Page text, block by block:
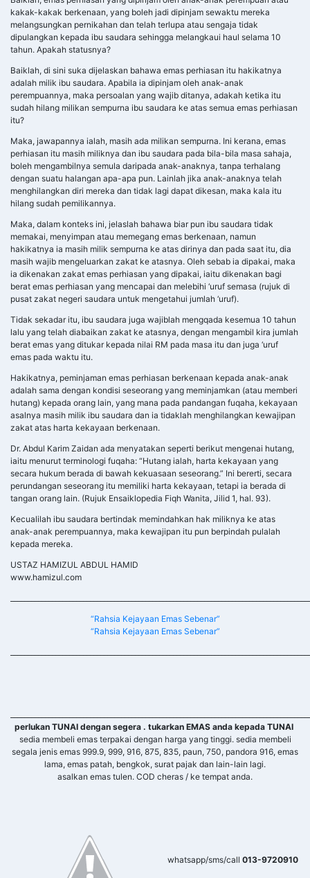
kakak-kakak berkenaan, yang boleh jadi dipinjam sewaktu mereka
melangsungkan pernikahan dan telah terlupa atau sengaja tidak
dipulangkan kepada ibu saudara sehingga melangkaui haul selama 10
tahun. Apakah statusnya?
Baiklah, di sini suka dijelaskan bahawa emas perhiasan itu hakikatnya
adalah milik ibu saudara. Apabila ia dipinjam oleh anak-anak
perempuannya, maka persoalan yang wajib ditanya, adakah ketika itu
sudah hilang milikan sempurna ibu saudara ke atas semua emas perhiasan
itu?
Maka, jawapannya ialah, masih ada milikan sempurna. Ini kerana, emas
perhiasan itu masih miliknya dan ibu saudara pada bila-bila masa sahaja,
boleh mengambilnya semula daripada anak-anaknya, tanpa terhalang
dengan suatu halangan apa-apa pun. Lainlah jika anak-anaknya telah
menghilangkan diri mereka dan tidak lagi dapat dikesan, maka kala itu
hilang sudah pemilikannya.
Maka, dalam konteks ini, jelaslah bahawa biar pun ibu saudara tidak
memakai, menyimpan atau memegang emas berkenaan, namun
hakikatnya ia masih milik sempurna ke atas dirinya dan pada saat itu, dia
masih wajib mengeluarkan zakat ke atasnya. Oleh sebab ia dipakai, maka
ia dikenakan zakat emas perhiasan yang dipakai, iaitu dikenakan bagi
berat emas perhiasan yang mencapai dan melebihi ‘uruf semasa (rujuk di
pusat zakat negeri saudara untuk mengetahui jumlah ‘uruf).
Tidak sekadar itu, ibu saudara juga wajiblah mengqada kesemua 10 tahun
lalu yang telah diabaikan zakat ke atasnya, dengan mengambil kira jumlah
berat emas yang ditukar kepada nilai RM pada masa itu dan juga ‘uruf
emas pada waktu itu.
Hakikatnya, peminjaman emas perhiasan berkenaan kepada anak-anak
adalah sama dengan kondisi seseorang yang meminjamkan (atau memberi
hutang) kepada orang lain, yang mana pada pandangan fuqaha, kekayaan
asalnya masih milik ibu saudara dan ia tidaklah menghilangkan kewajipan
zakat atas harta kekayaan berkenaan.
Dr. Abdul Karim Zaidan ada menyatakan seperti berikut mengenai hutang,
iaitu menurut terminologi fuqaha: “Hutang ialah, harta kekayaan yang
secara hukum berada di bawah kekuasaan seseorang.” Ini bererti, secara
perundangan seseorang itu memiliki harta kekayaan, tetapi ia berada di
tangan orang lain. (Rujuk Ensaiklopedia Fiqh Wanita, Jilid 1, hal. 93).
Kecualilah ibu saudara bertindak memindahkan hak miliknya ke atas
anak-anak perempuannya, maka kewajipan itu pun berpindah pulalah
kepada mereka.
USTAZ HAMIZUL ABDUL HAMID
www.hamizul.com
“Rahsia Kejayaan Emas Sebenar”
“Rahsia Kejayaan Emas Sebenar”
perlukan TUNAI dengan segera . tukarkan EMAS anda kepada TUNAI
sedia membeli emas terpakai dengan harga yang tinggi. sedia membeli
segala jenis emas 999.9, 999, 916, 875, 835, paun, 750, pandora 916, emas
lama, emas patah, bengkok, surat pajak dan lain-lain lagi.
asalkan emas tulen. COD cheras / ke tempat anda.
whatsapp/sms/call 013-9720910